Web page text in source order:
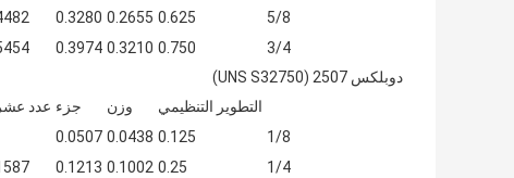
5/8
0.625
0.2655
0.3280
3/4
0.750
0.3210
0.3974
دوبلكس 2507 (UNS S32750)
التطوير التنظيمي
وزن جزء عدد
1/8
0.125
0.0438
0.0507
1/4
0.25
0.1002
0.1213